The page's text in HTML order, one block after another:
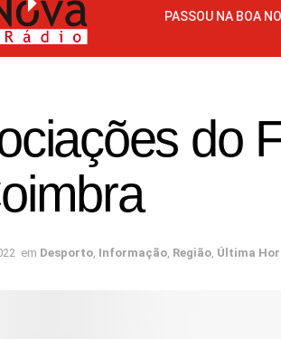
PASSOU NA BOA
do
em Desporto, Informação, Região, Última